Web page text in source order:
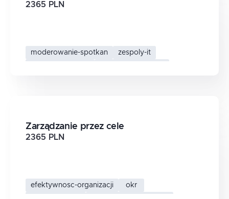
2365 PLN
moderowanie-spotkan
zespoly-it
Zarządzanie przez cele
2365 PLN
efektywnosc-organizacji
okr